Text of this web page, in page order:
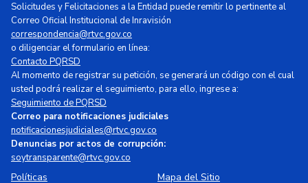
Solicitudes y Felicitaciones a la Entidad puede remitir lo pertinente al
Correo Oficial Institucional de Inravisión
correspondencia@rtvc.gov.co
o diligenciar el formulario en línea:
Contacto PQRSD
Al momento de registrar su petición, se generará un código con el cual
usted podrá realizar el seguimiento, para ello, ingrese a:
Seguimiento de PQRSD
Correo para notificaciones judiciales
notificacionesjudiciales@rtvc.gov.co
Denuncias por actos de corrupción:
soytransparente@rtvc.gov.co
Políticas Mapa del Sitio